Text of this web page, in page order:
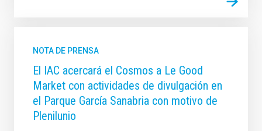
NOTA DE PRENSA
El IAC acercará el Cosmos a Le Good
Market con actividades de divulgación en
el Parque García Sanabria con motivo de
Plenilunio